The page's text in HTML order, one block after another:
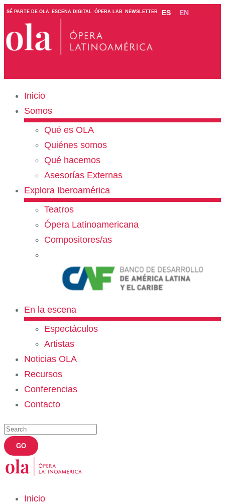
SÉ PARTE DE OLA ESCENA DIGITAL ÓPERA LAB NEWSLETTER ES EN
Inicio
Somos
Qué es OLA
Quiénes somos
Qué hacemos
Asesorías Externas
Explora Iberoamérica
Teatros
Ópera Latinoamericana
Compositores/as
En la escena
Espectáculos
Artistas
Noticias OLA
Recursos
Conferencias
Contacto
Inicio